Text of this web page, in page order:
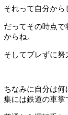
それって自分から
だってその時点で
からね。
そしてブレずに努
ちなみに自分は何
集には鉄道の車掌